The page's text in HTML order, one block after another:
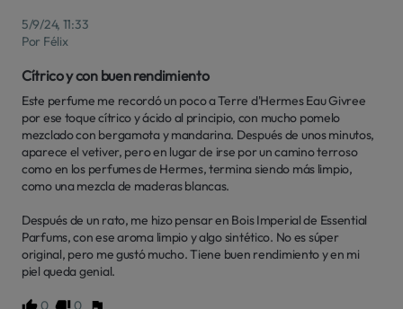
5/9/24, 11:33
Por Félix
Cítrico y con buen rendimiento
Este perfume me recordó un poco a Terre d'Hermes Eau Givree
por ese toque cítrico y ácido al principio, con mucho pomelo
mezclado con bergamota y mandarina. Después de unos minutos,
aparece el vetiver, pero en lugar de irse por un camino terroso
como en los perfumes de Hermes, termina siendo más limpio,
como una mezcla de maderas blancas.
Después de un rato, me hizo pensar en Bois Imperial de Essential
Parfums, con ese aroma limpio y algo sintético. No es súper
original, pero me gustó mucho. Tiene buen rendimiento y en mi
piel queda genial.
0 0